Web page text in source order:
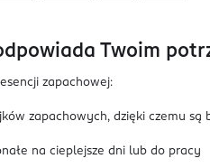
Twoim
zapachowej:
zapachowych, dzięki czemu są
na cieplejsze dni lub do pracy